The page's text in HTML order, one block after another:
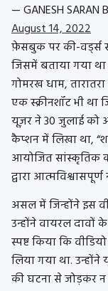
— GANESH SARAN
August 14, 2022
फ़ेसबुक पर की-वर्ड्स
जिसमें बताया गया था
गोमरख धाम,
एक स्क्रीनशॉट भी था
यूज़र ने 30 जुलाई को
कैप्शन में लिखा था,
आयोजित सांस्कृतिक
द्वारा
असल में जिन्होंने इस
उन्होंने वायरल
स्पष्ट किया कि
लिया गया था.
की घटना से जोड़कर